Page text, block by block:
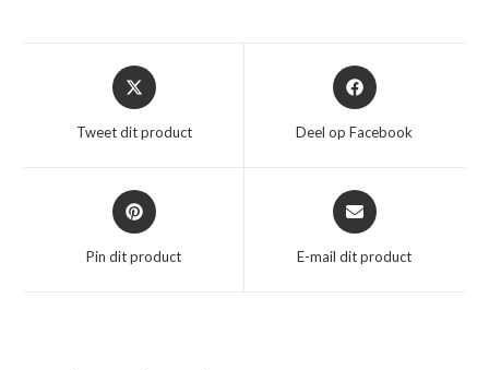
Opent
in
nieuw
Tweet dit product
Opent
in
nieuw
Deel op Facebook
Opent
in
nieuw
Pin dit product
Opent
in
nieuw
E-mail dit product